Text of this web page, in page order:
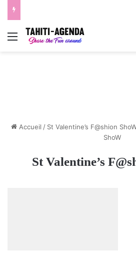
Menu
Accueil / St Valentine’s F@shion
ShoW
St Valentine’s